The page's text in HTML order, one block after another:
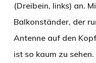
(Dreibein, links) an.
Balkonständer, der
Antenne auf den
ist so kaum zu sehen.